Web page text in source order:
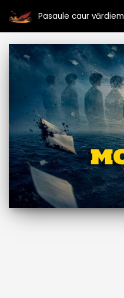
Skip
to
content
Pasaule caur vārdiem